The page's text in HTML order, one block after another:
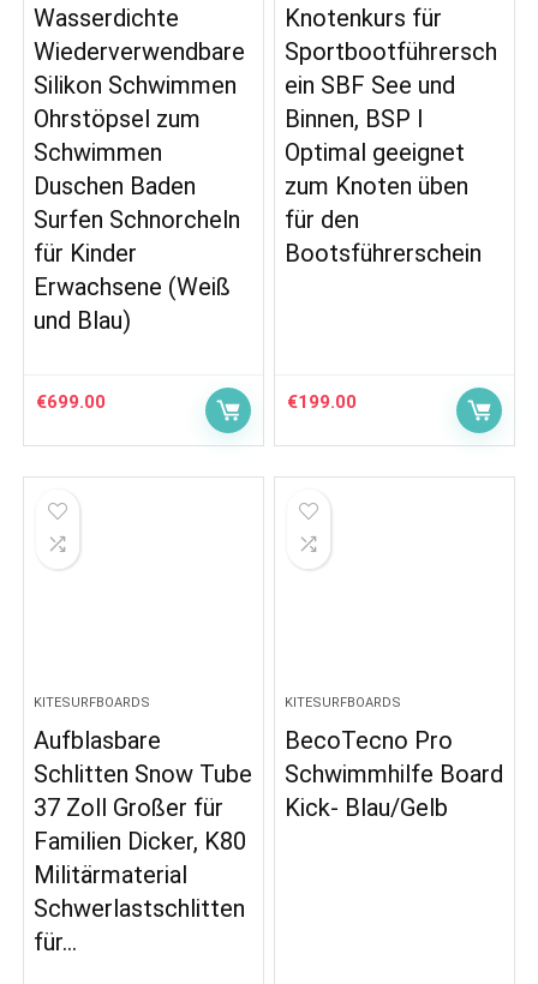
Wasserdichte
Wiederverwendbare
Silikon Schwimmen
Ohrstöpsel zum
Schwimmen
Duschen Baden
Surfen Schnorcheln
für Kinder
Erwachsene (Weiß
und Blau)
€699.00
Knotenkurs für
Sportbootführersch
ein SBF See und
Binnen, BSP I
Optimal geeignet
zum Knoten üben
für den
Bootsführerschein
€199.00
KITESURFBOARDS
Aufblasbare
Schlitten Snow Tube
37 Zoll Großer für
Familien Dicker, K80
Militärmaterial
Schwerlastschlitten
für…
KITESURFBOARDS
BecoTecno Pro
Schwimmhilfe Board
Kick- Blau/Gelb